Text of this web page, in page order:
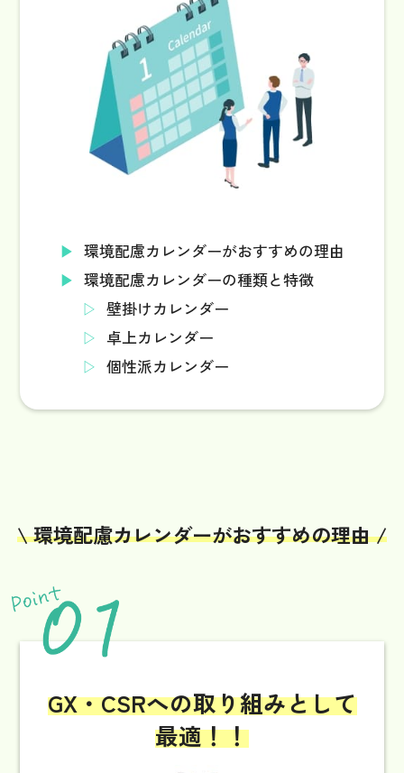
環境配慮カレンダーがおすすめの理由
環境配慮カレンダーの種類と特徴
壁掛けカレンダー
卓上カレンダー
個性派カレンダー
\ 環境配慮カレンダーがおすすめの理由 /
GX・CSRへの取り組みとして
最適！！